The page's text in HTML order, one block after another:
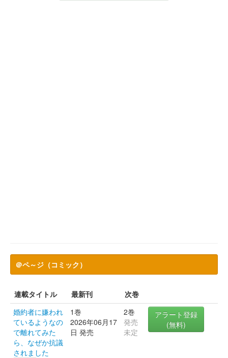
＠ペ～ジ（コミック）
連載タイトル 最新刊
次巻
婚約者に嫌われ
ているようなの
で離れてみた
ら、なぜか抗議
されました
1巻
2026年06月17
日 発売
2巻
発売
未定
アラート登録
(無料)